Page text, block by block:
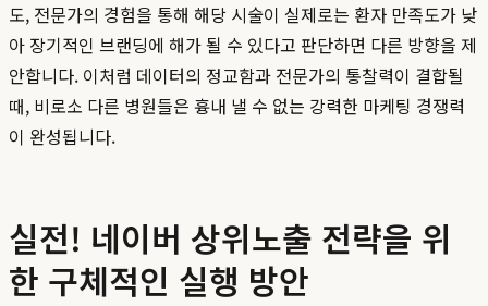
도, 전문가의 경험을 통해 해당 시술이 실제로는 환자 만족도가 낮
아 장기적인 브랜딩에 해가 될 수 있다고 판단하면 다른 방향을 제
안합니다. 이처럼 데이터의 정교함과 전문가의 통찰력이 결합될
때, 비로소 다른 병원들은 흉내 낼 수 없는 강력한 마케팅 경쟁력
이 완성됩니다.
실전! 네이버 상위노출 전략을 위
한 구체적인 실행 방안